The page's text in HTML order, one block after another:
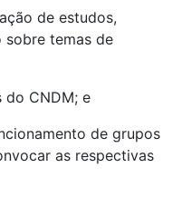
de estudos,
sobre temas de
do CNDM; e
de grupos
as respectivas